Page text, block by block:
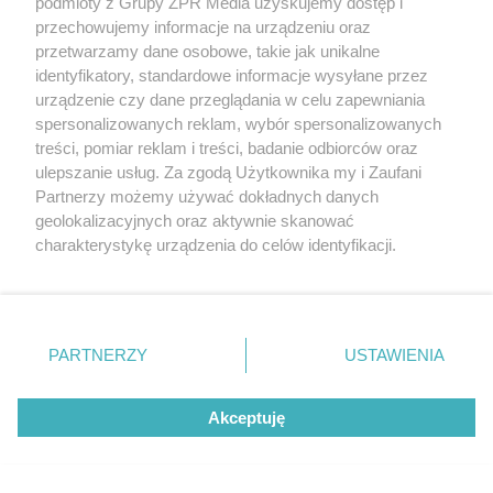
Ile zapłacą za słynną rękę Boga?
ZOBACZ WIĘCEJ
przechowujemy informacje na urządzeniu oraz
przetwarzamy dane osobowe, takie jak unikalne
identyfikatory, standardowe informacje wysyłane przez
urządzenie czy dane przeglądania w celu zapewniania
spersonalizowanych reklam, wybór spersonalizowanych
treści, pomiar reklam i treści, badanie odbiorców oraz
ulepszanie usług. Za zgodą Użytkownika my i Zaufani
Partnerzy możemy używać dokładnych danych
geolokalizacyjnych oraz aktywnie skanować
charakterystykę urządzenia do celów identyfikacji.
zmienić/wycofać klikając przycisk ustawień prywatności
znajdujący się w lewym dolnym rogu strony
rodzaje przetwarzania danych nie wymagają zgody
użytkownika, ale masz prawo sprzeciwić się takiemu
przetwarzaniu. Preferencje będą miały zastosowanie tylko
PARTNERZY USTAWIENIA
Akceptuję